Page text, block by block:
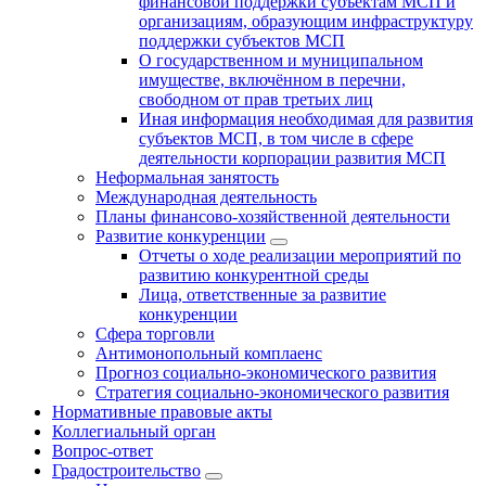
организациям, образующим инфраструктуру
поддержки субъектов МСП
О государственном и муниципальном
имуществе, включённом в перечни,
свободном от прав третьих лиц
Иная информация необходимая для развития
субъектов МСП, в том числе в сфере
деятельности корпорации развития МСП
Неформальная занятость
Международная деятельность
Планы финансово-хозяйственной деятельности
Развитие конкуренции
Отчеты о ходе реализации мероприятий по
развитию конкурентной среды
Лица, ответственные за развитие
конкуренции
Сфера торговли
Антимонопольный комплаенс
Прогноз социально-экономического развития
Стратегия социально-экономического развития
Нормативные правовые акты
Коллегиальный орган
Вопрос-ответ
Градостроительство